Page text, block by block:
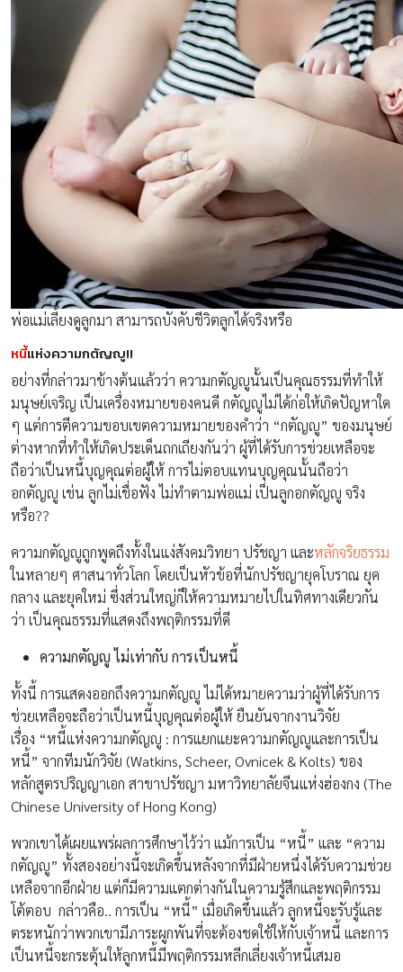
พ่อแม่เลี้ยงดูลูกมา สามารถบังคับชีวิตลูกได้จริงหรือ
หนี้แห่งความกตัญญู!!
อย่างที่กล่าวมาข้างต้นแล้วว่า ความกตัญญูนั้นเป็นคุณธรรมที่ทำให้
มนุษย์เจริญ เป็นเครื่องหมายของคนดี กตัญญูไม่ได้ก่อให้เกิดปัญหาใด
ๆ แต่การตีความขอบเขตความหมายของคำว่า “กตัญญู” ของมนุษย์
ต่างหากที่ทำให้เกิดประเด็นถกเถียงกันว่า ผู้ที่ได้รับการช่วยเหลือจะ
ถือว่าเป็นหนึ้บุญคุณต่อผู้ให้ การไม่ตอบแทนบุญคุณนั้นถือว่า
อกตัญญู เช่น ลูกไม่เชื่อฟัง ไม่ทำตามพ่อแม่ เป็นลูกอกตัญญู จริง
หรือ??
ความกตัญญูถูกพูดถึงทั้งในแง่สังคมวิทยา ปรัชญา และหลักจริยธรรม
ในหลายๆ ศาสนาทั่วโลก โดยเป็นหัวข้อที่นักปรัชญายุคโบราณ ยุค
กลาง และยุคใหม่ ซึ่งส่วนใหญ่ก็ให้ความหมายไปในทิศทางเดียวกัน
ว่า เป็นคุณธรรมที่แสดงถึงพฤติกรรมที่ดี
ความกตัญญู ไม่เท่ากับ การเป็นหนี้
ทั้งนี้ การแสดงออกถึงความกตัญญู ไม่ได้หมายความว่าผู้ที่ได้รับการ
ช่วยเหลือจะถือว่าเป็นหนี้บุญคุณต่อผู้ให้ ยืนยันจากงานวิจัย
เรื่อง “หนี้แห่งความกตัญญู : การแยกแยะความกตัญญูและการเป็น
หนี้” จากทีมนักวิจัย (Watkins, Scheer, Ovnicek & Kolts) ของ
หลักสูตรปริญญาเอก สาขาปรัชญา มหาวิทยาลัยจีนแห่งฮ่องกง (The
Chinese University of Hong Kong)
พวกเขาได้เผยแพร่ผลการศึกษาไว้ว่า แม้การเป็น “หนี้” และ “ความ
กตัญญู” ทั้งสองอย่างนี้จะเกิดขึ้นหลังจากที่มีฝ่ายหนึ่งได้รับความช่วย
เหลือจากอีกฝ่าย แต่ก็มีความแตกต่างกันในความรู้สึกและพฤติกรรม
โต้ตอบ กล่าวคือ.. การเป็น “หนี้” เมื่อเกิดขึ้นแล้ว ลูกหนี้จะรับรู้และ
ตระหนักว่าพวกเขามีภาระผูกพันที่จะต้องชดใช้ให้กับเจ้าหนี้ และการ
เป็นหนี้จะกระตุ้นให้ลูกหนี้มีพฤติกรรมหลีกเลี่ยงเจ้าหนี้เสมอ